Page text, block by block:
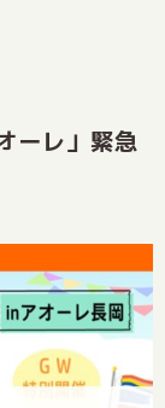
ーレ」緊急